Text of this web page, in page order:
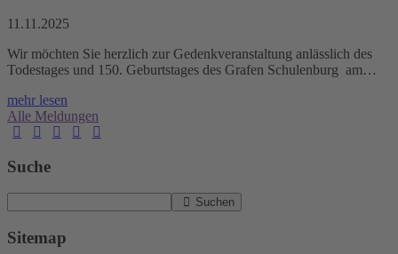
11.11.2025
Wir möchten Sie herzlich zur Gedenkveranstaltung anlässlich des
Todestages und 150. Geburtstages des Grafen Schulenburg am…
mehr lesen
Alle Meldungen
Suche
Suchen
Sitemap